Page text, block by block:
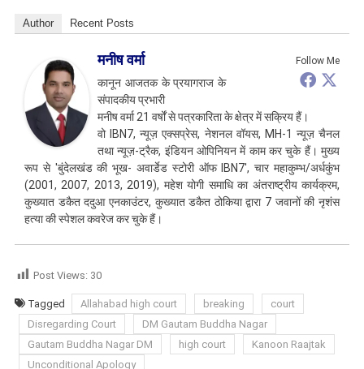
Author Recent Posts
Follow Me
मनीष वर्मा
कानून आजतक के प्रयागराज के
संपादकीय प्रभारी
मनीष वर्मा 21 वर्षों से पत्रकारिता के क्षेत्र में सक्रिय हैं।
वो IBN7, न्यूज़ एक्सप्रेस, नेशनल वॉयस, MH-1 न्यूज़ चैनल
तथा न्यूज़-ट्रैक, इंडियन ओपिनियन में काम कर चुके हैं। मुख्य
रूप से 'बुंदेलखंड की भूख- अवार्डेड स्टोरी ऑफ IBN7', चार महाकुम्भ/अर्धकुंभ
(2001, 2007, 2013, 2019), महेश योगी समाधि का अंतराष्ट्रीय कार्यक्रम,
कुख्यात डकैत ददुआ एनकाउंटर, कुख्यात डकैत ठोकिया द्वारा 7 जवानों की नृशंस
हत्या की स्पेशल कवरेज कर चुके हैं।
Post Views: 30
Tagged Allahabad high court breaking
court
Disregarding Court
DM Gautam Buddha Nagar
Gautam Buddha Nagar DM
high court
Kanoon Raajtak
Unconditional Apology